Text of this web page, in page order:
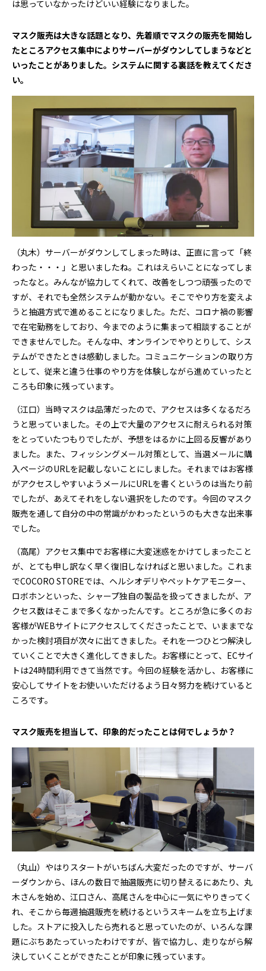
は思っていなかったけどいい経験になりました。
――マスク販売は大きな話題となり、先着順でマスクの販売を開始し
たところアクセス集中によりサーバーがダウンしてしまうなどと
いったことがありました。システムに関する裏話を教えてくださ
い。
（丸木）サーバーがダウンしてしまった時は、正直に言って「終
わった・・・」と思いましたね。これはえらいことになってしま
ったなと。みんなが協力してくれて、改善をしつつ頑張ったので
すが、それでも全然システムが動かない。そこでやり方を変えよ
うと抽選方式で進めることになりました。ただ、コロナ禍の影響
で在宅勤務をしており、今までのように集まって相談することが
できませんでした。そんな中、オンラインでやりとりして、シス
テムができたときは感動しました。コミュニケーションの取り方
として、従来と違う仕事のやり方を体験しながら進めていったと
ころも印象に残っています。
（江口）当時マスクは品薄だったので、アクセスは多くなるだろ
うと思っていました。その上で大量のアクセスに耐えられる対策
をとっていたつもりでしたが、予想をはるかに上回る反響があり
ました。また、フィッシングメール対策として、当選メールに購
入ページのURLを記載しないことにしました。それまではお客様
がアクセスしやすいようメールにURLを書くというのは当たり前
でしたが、あえてそれをしない選択をしたのです。今回のマスク
販売を通して自分の中の常識がかわったというのも大きな出来事
でした。
（高尾）アクセス集中でお客様に大変迷惑をかけてしまったこと
が、とても申し訳なく早く復旧しなければと思いました。これま
でCOCORO STOREでは、ヘルシオデリやペットケアモニター、
ロボホンといった、シャープ独自の製品を扱ってきましたが、ア
クセス数はそこまで多くなかったんです。ところが急に多くのお
客様がWEBサイトにアクセスしてくださったことで、いままでな
かった検討項目が次々に出てきました。それを一つひとつ解決し
ていくことで大きく進化してきました。お客様にとって、ECサイ
トは24時間利用できて当然です。今回の経験を活かし、お客様に
安心してサイトをお使いいただけるよう日々努力を続けていると
ころです。
――マスク販売を担当して、印象的だったことは何でしょうか？
（丸山）やはりスタートがいちばん大変だったのですが、サーバ
ーダウンから、ほんの数日で抽選販売に切り替えるにあたり、丸
木さんを始め、江口さん、高尾さんを中心に一気にやりきってく
れ、そこから毎週抽選販売を続けるというスキームを立ち上げま
した。ストアに投入したら売れると思っていたのが、いろんな課
題にぶちあたっていったわけですが、皆で協力し、走りながら解
決していくことができたことが印象に残っています。